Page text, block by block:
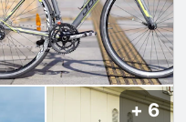
6